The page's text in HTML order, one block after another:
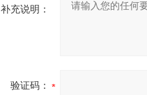
补充说明：
验证码：